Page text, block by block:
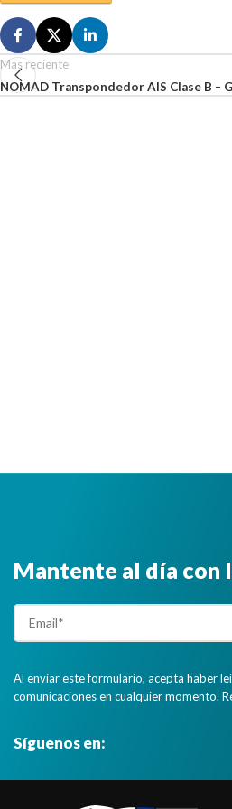
Mas reciente
NOMAD Transpondedor AIS Clase B –
Mantente al día con
Al enviar este formulario, acepta haber
comunicaciones en cualquier momento.
Síguenos en: